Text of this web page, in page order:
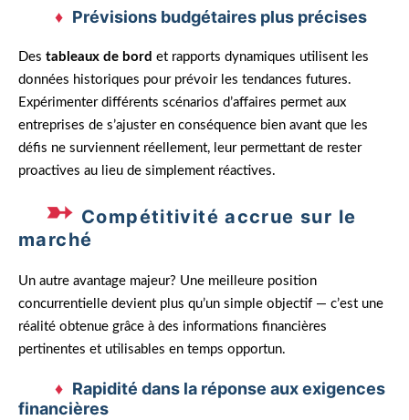
Prévisions budgétaires plus précises
Des tableaux de bord et rapports dynamiques utilisent les
données historiques pour prévoir les tendances futures.
Expérimenter différents scénarios d’affaires permet aux
entreprises de s’ajuster en conséquence bien avant que les
défis ne surviennent réellement, leur permettant de rester
proactives au lieu de simplement réactives.
Compétitivité accrue sur le
marché
Un autre avantage majeur? Une meilleure position
concurrentielle devient plus qu’un simple objectif — c’est une
réalité obtenue grâce à des informations financières
pertinentes et utilisables en temps opportun.
Rapidité dans la réponse aux exigences
financières